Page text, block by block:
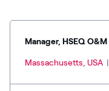
Manager, HSEQ O&M
Massachusetts, USA |